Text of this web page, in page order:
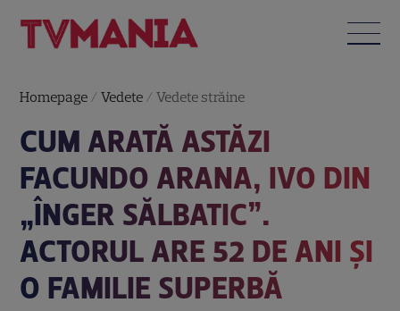
Homepage /Vedete /Vedete străine
CUM ARATĂ ASTĂZI
FACUNDO ARANA, IVO DIN
„ÎNGER SĂLBATIC”.
ACTORUL ARE 52 DE ANI ȘI
O FAMILIE SUPERBĂ